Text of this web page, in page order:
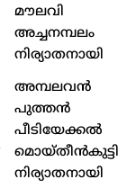
മൗലവി
അച്ചനമ്പലം
നിര്യാതനായി
അമ്പലവൻ
പുത്തൻ
പീടിയേക്കൽ
മൊയ്തീൻകുട്ടി
നിര്യാതനായി